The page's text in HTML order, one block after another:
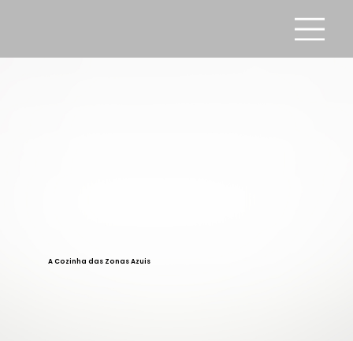
A Cozinha das Zonas Azuis